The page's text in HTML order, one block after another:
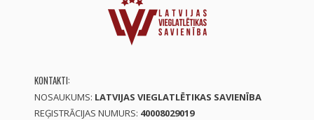
KONTAKTI:
NOSAUKUMS: LATVIJAS VIEGLATLĒTIKAS SAVIENĪBA
REĢISTRĀCIJAS NUMURS: 40008029019